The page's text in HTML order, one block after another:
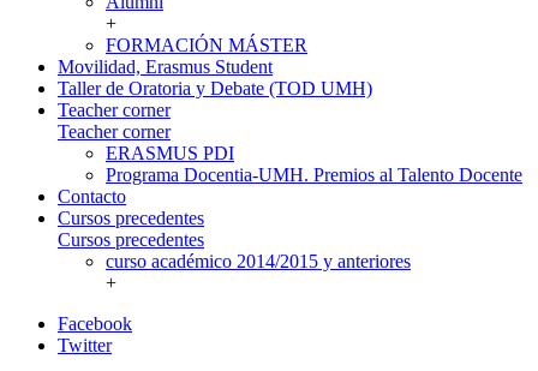
+
FORMACIÓN MÁSTER
Movilidad, Erasmus Student
Taller de Oratoria y Debate (TOD UMH)
Teacher corner
Teacher corner
ERASMUS PDI
Programa Docentia-UMH. Premios al Talento Docente
Contacto
Cursos precedentes
Cursos precedentes
curso académico 2014/2015 y anteriores
+
Facebook
Twitter